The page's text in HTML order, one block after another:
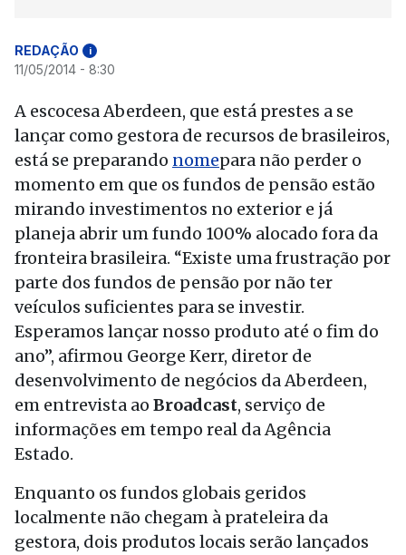
REDAÇÃO i
11/05/2014 - 8:30
A escocesa Aberdeen, que está prestes a se
lançar como gestora de recursos de brasileiros,
está se preparando nomepara não perder o
momento em que os fundos de pensão estão
mirando investimentos no exterior e já
planeja abrir um fundo 100% alocado fora da
fronteira brasileira. “Existe uma frustração por
parte dos fundos de pensão por não ter
veículos suficientes para se investir.
Esperamos lançar nosso produto até o fim do
ano”, afirmou George Kerr, diretor de
desenvolvimento de negócios da Aberdeen,
em entrevista ao Broadcast, serviço de
informações em tempo real da Agência
Estado.
Enquanto os fundos globais geridos
localmente não chegam à prateleira da
gestora, dois produtos locais serão lançados